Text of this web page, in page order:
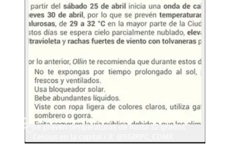
Se prevén temperaturas de hasta 32 grados